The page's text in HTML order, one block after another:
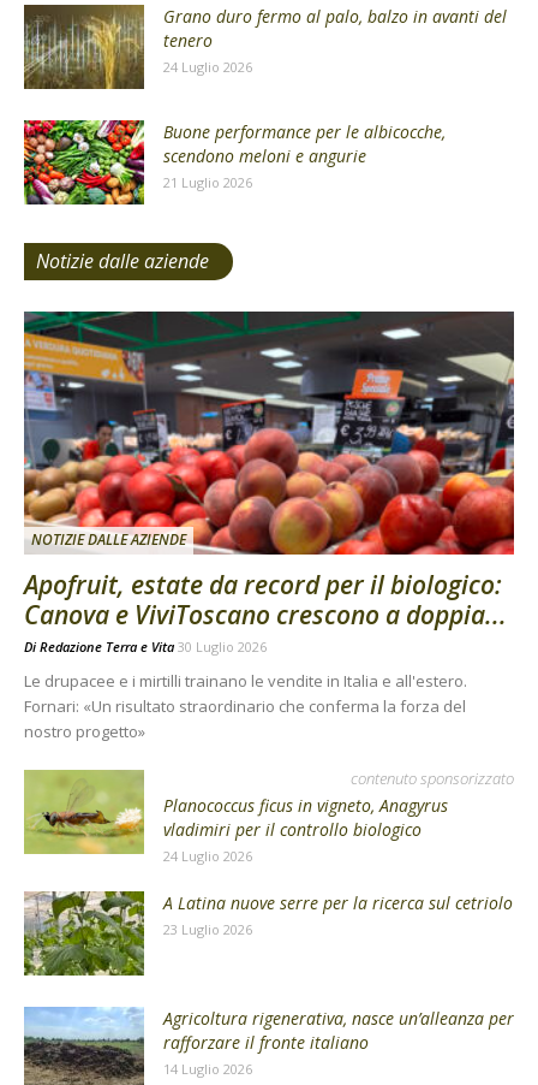
Grano duro fermo al palo, balzo in avanti del
tenero
24 Luglio 2026
Buone performance per le albicocche,
scendono meloni e angurie
21 Luglio 2026
Notizie dalle aziende
NOTIZIE DALLE AZIENDE
Apofruit, estate da record per il biologico:
Canova e ViviToscano crescono a doppia...
Di Redazione Terra e Vita 30 Luglio 2026
Le drupacee e i mirtilli trainano le vendite in Italia e all'estero.
Fornari: «Un risultato straordinario che conferma la forza del
nostro progetto»
contenuto sponsorizzato
Planococcus ficus in vigneto, Anagyrus
vladimiri per il controllo biologico
24 Luglio 2026
A Latina nuove serre per la ricerca sul cetriolo
23 Luglio 2026
Agricoltura rigenerativa, nasce un’alleanza per
rafforzare il fronte italiano
14 Luglio 2026